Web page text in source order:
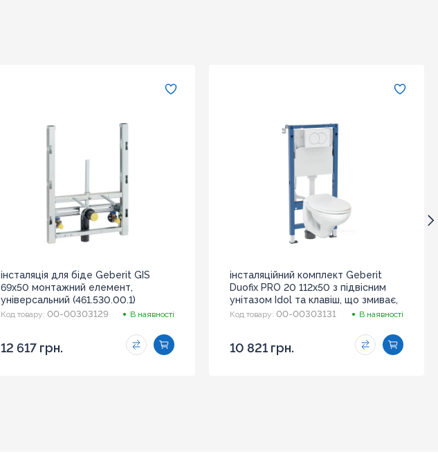
інсталяція для біде Geberit GIS
69х50 монтажний елемент,
універсальний (461.530.00.1)
Код товару: 00-00303129 В наявності
12 617 грн.
інсталяційний комплект Geberit
Duofix PRO 20 112х50 з підвісним
унітазом Idol та клавіш, що змиває,
білий (118.315.11.2)
Код товару: 00-00303131 В наявності
10 821 грн.